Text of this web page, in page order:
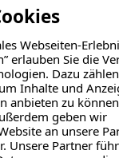
Webseiten-
erlauben Sie die
Dazu
Inhalte und
anbieten zu
geben wir
an unsere
Unsere Partner